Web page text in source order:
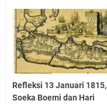
Refleksi 13 Januari 1815,
Soeka Boemi dan Hari